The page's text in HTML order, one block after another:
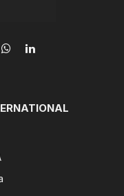
WhatsAppLinkedIn